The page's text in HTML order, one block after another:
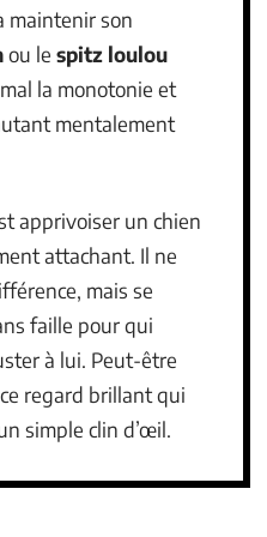
maintenir son
ou le spitz loulou
la monotonie et
mentalement
apprivoiser un chien
attachant. Il ne
mais se
faille pour qui
à lui. Peut-être
regard brillant qui
simple clin d’œil.